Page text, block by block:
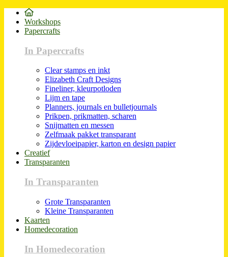
Workshops
Papercrafts
In Papercrafts
Clear stamps en inkt
Elizabeth Craft Designs
Fineliner, kleurpotloden
Lijm en tape
Planners, journals en bulletjournals
Prikpen, prikmatten, scharen
Snijmatten en messen
Zelfmaak pakket transparant
Zijdevloeipapier, karton en design papier
Creatief
Transparanten
In Transparanten
Grote Transparanten
Kleine Transparanten
Kaarten
Homedecoration
In Homedecoration